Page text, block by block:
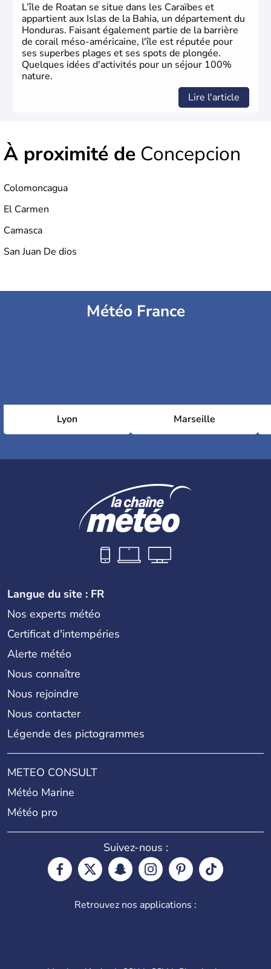
L’île de Roatan se situe dans les Caraïbes et
appartient aux Islas de la Bahia, un département du
Honduras. Faisant également partie de la barrière
de corail méso-américaine, l'île est réputée pour
ses superbes plages et ses spots de plongée.
Quelques idées d'activités pour un séjour 100%
nature.
Lire l'article
À proximité de Concepcion
Colomoncagua
El Carmen
Camasca
San Juan De dios
Météo France
Lyon Marseille
Langue du site : FR
Nos experts météo
Certificat d'intempéries
Alerte météo
Nous connaître
Nous rejoindre
Nous contacter
Légende des pictogrammes
METEO CONSULT
Météo Marine
Météo pro
Suivez-nous :
Retrouvez nos applications :